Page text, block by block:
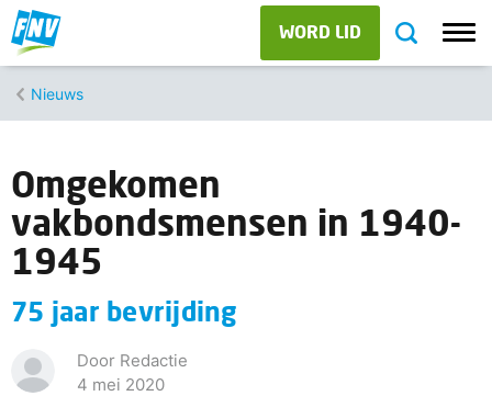
WORD LID
Nieuws
Omgekomen
vakbondsmensen in 1940-
1945
75 jaar bevrijding
Door Redactie
4 mei 2020